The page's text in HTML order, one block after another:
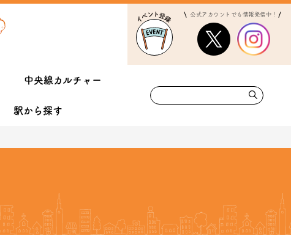
公式アカウントでも情報発信中！
中央線カルチャー
駅から探す